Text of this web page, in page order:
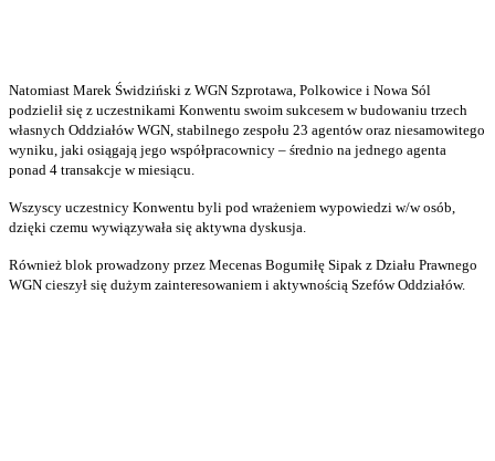
Natomiast Marek Świdziński z WGN Szprotawa, Polkowice i Nowa Sól
podzielił się z uczestnikami Konwentu swoim sukcesem w budowaniu trzech
własnych Oddziałów WGN, stabilnego zespołu 23 agentów oraz niesamowitego
wyniku, jaki osiągają jego współpracownicy – średnio na jednego agenta
ponad 4 transakcje w miesiącu.
Wszyscy uczestnicy Konwentu byli pod wrażeniem wypowiedzi w/w osób,
dzięki czemu wywiązywała się aktywna dyskusja.
Również blok prowadzony przez Mecenas Bogumiłę Sipak z Działu Prawnego
WGN cieszył się dużym zainteresowaniem i aktywnością Szefów Oddziałów.